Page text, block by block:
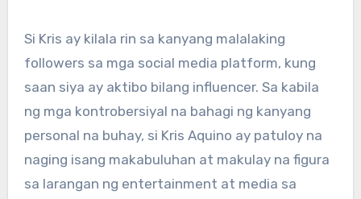
Si Kris ay kilala rin sa kanyang malalaking
followers sa mga social media platform, kung
saan siya ay aktibo bilang influencer. Sa kabila
ng mga kontrobersiyal na bahagi ng kanyang
personal na buhay, si Kris Aquino ay patuloy na
naging isang makabuluhan at makulay na figura
sa larangan ng entertainment at media sa